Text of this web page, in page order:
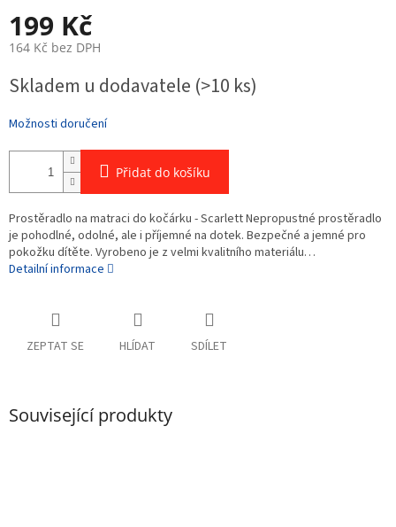
199 Kč
164 Kč bez DPH
cena:
Skladem u dodavatele (>10 ks)
Možnosti doručení
Přidat do košíku
Prostěradlo na matraci do kočárku - Scarlett Nepropustné prostěradlo
je pohodlné, odolné, ale i příjemné na dotek. Bezpečné a jemné pro
pokožku dítěte. Vyrobeno je z velmi kvalitního materiálu…
Detailní informace
ZEPTAT SE HLÍDAT SDÍLET
Související produkty